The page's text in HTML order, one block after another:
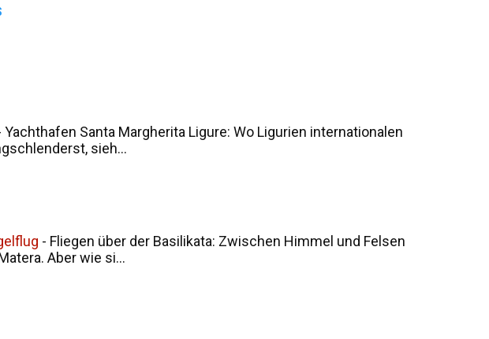
Yachthafen Santa Margherita Ligure: Wo Ligurien internationalen
sieh...
- Fliegen über der Basilikata: Zwischen Himmel und Felsen
Aber wie si...